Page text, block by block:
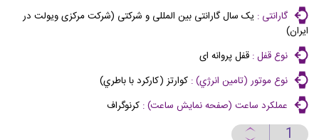
گارانتی : یک سال گارانتی بین المللی و شرکتی (شرکت مرکزی ویولت در
ایران)
نوع قفل : قفل پروانه ای
نوع موتور (تامين انرژي) : كوارتز (كاركرد با باطري)
عملكرد ساعت (صفحه نمايش ساعت) : كرنوگراف